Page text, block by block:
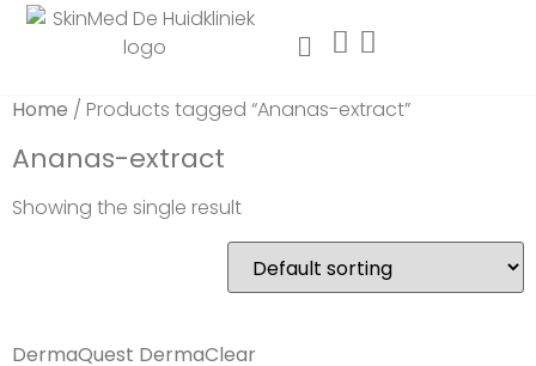
Home / Products tagged “Ananas-extract”
Ananas-extract
Showing the single result
DermaQuest DermaClear